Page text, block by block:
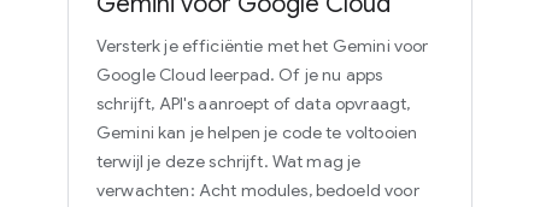
Versterk je efficiëntie met het Gemini voor
Google Cloud leerpad. Of je nu apps
schrijft, API's aanroept of data opvraagt,
Gemini kan je helpen je code te voltooien
terwijl je deze schrijft. Wat mag je
verwachten: Acht modules, bedoeld voor